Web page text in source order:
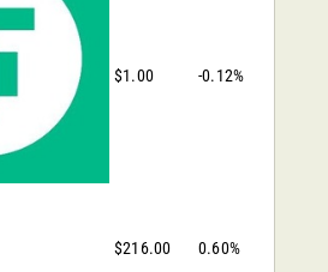
$1.00 -0.12%
$216.00 0.60%